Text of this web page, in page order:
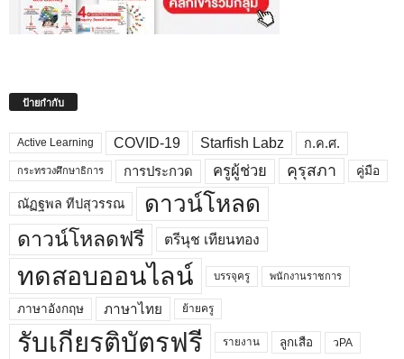
ป้ายกำกับ
Active Learning COVID-19 Starfish Labz ก.ค.ศ.
กระทรวงศึกษาธิการ การประกวด ครูผู้ช่วย คุรุสภา คู่มือ
ณัฏฐพล ทีปสุวรรณ ดาวน์โหลด
ดาวน์โหลดฟรี ตรีนุช เทียนทอง
ทดสอบออนไลน์ บรรจุครู พนักงานราชการ
ภาษาอังกฤษ ภาษาไทย ย้ายครู
รับเกียรติบัตรฟรี รายงาน ลูกเสือ วPA